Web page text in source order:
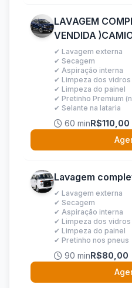
LAVAGEM
VENDIDA
✔ Lavagem externa
✔ Secagem
✔ Aspiração interna
✔ Limpeza dos vidros
✔ Limpeza do painel
✔ Pretinho Premium
✔ Selante na lataria
60 minR$110,00
Lavagem
✔ Lavagem externa
✔ Secagem
✔ Aspiração interna
✔ Limpeza dos vidros
✔ Limpeza do painel
✔ Pretinho nos pneus
90 minR$80,00